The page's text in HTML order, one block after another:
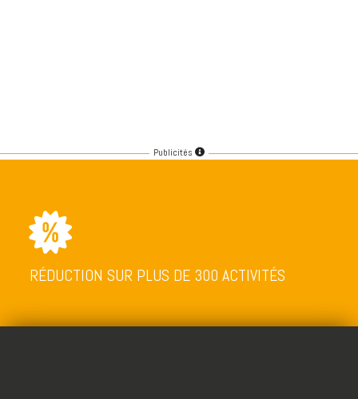
Publicités
RÉDUCTION SUR PLUS DE 300 ACTIVITÉS